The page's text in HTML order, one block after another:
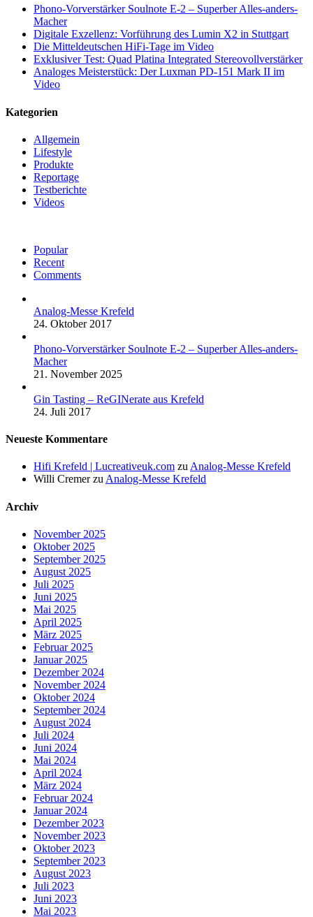
Phono-Vorverstärker Soulnote E-2 – Superber Alles-anders-
Macher
Digitale Exzellenz: Vorführung des Lumin X2 in Stuttgart
Die Mitteldeutschen HiFi-Tage im Video
Exklusiver Test: Quad Platina Integrated Stereovollverstärker
Analoges Meisterstück: Der Luxman PD-151 Mark II im
Video
Kategorien
Allgemein
Lifestyle
Produkte
Reportage
Testberichte
Videos
Popular
Recent
Comments
Analog-Messe Krefeld
24. Oktober 2017
Phono-Vorverstärker Soulnote E-2 – Superber Alles-anders-
Macher
21. November 2025
Gin Tasting – ReGINerate aus Krefeld
24. Juli 2017
Neueste Kommentare
Hifi Krefeld | Lucreativeuk.com zuAnalog-Messe Krefeld
Willi CremerzuAnalog-Messe Krefeld
Archiv
November 2025
Oktober 2025
September 2025
August 2025
Juli 2025
Juni 2025
Mai 2025
April 2025
März 2025
Februar 2025
Januar 2025
Dezember 2024
November 2024
Oktober 2024
September 2024
August 2024
Juli 2024
Juni 2024
Mai 2024
April 2024
März 2024
Februar 2024
Januar 2024
Dezember 2023
November 2023
Oktober 2023
September 2023
August 2023
Juli 2023
Juni 2023
Mai 2023